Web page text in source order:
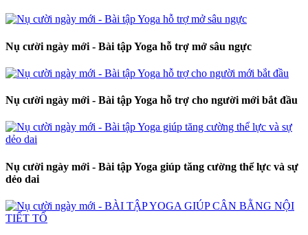
Nụ cười ngày mới - Bài tập Yoga hỗ trợ mở sâu ngực
Nụ cười ngày mới - Bài tập Yoga hỗ trợ cho người mới bắt đầu
Nụ cười ngày mới - Bài tập Yoga giúp tăng cường thể lực và sự
dẻo dai